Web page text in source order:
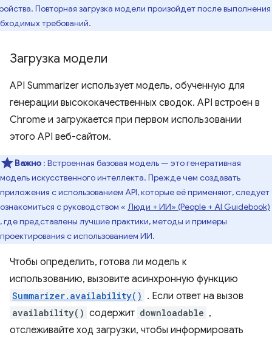
Повторная загрузка модели произойдет после выполнения
требований.
Загрузка модели
API Summarizer использует модель, обученную для
генерации высококачественных сводок. API встроен в
Chrome и загружается при первом использовании
этого API веб-сайтом.
Важно : Встроенная базовая модель — это генеративная
модель искусственного интеллекта. Прежде чем создавать
приложения с использованием API, которые её применяют, следует
ознакомиться с руководством « Люди + ИИ» (People + AI Guidebook)
, где представлены лучшие практики, методы и примеры
проектирования с использованием ИИ.
Чтобы определить, готова ли модель к
использованию, вызовите асинхронную функцию
Summarizer.availability() . Если ответ на вызов
availability() содержит downloadable ,
отслеживайте ход загрузки, чтобы информировать